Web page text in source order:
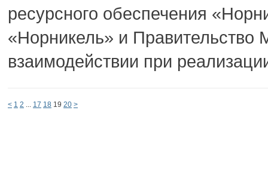
ресурсного обеспечения
«Норникель» и Правительство
взаимодействии при
< 1 2 17 18 19 20 >